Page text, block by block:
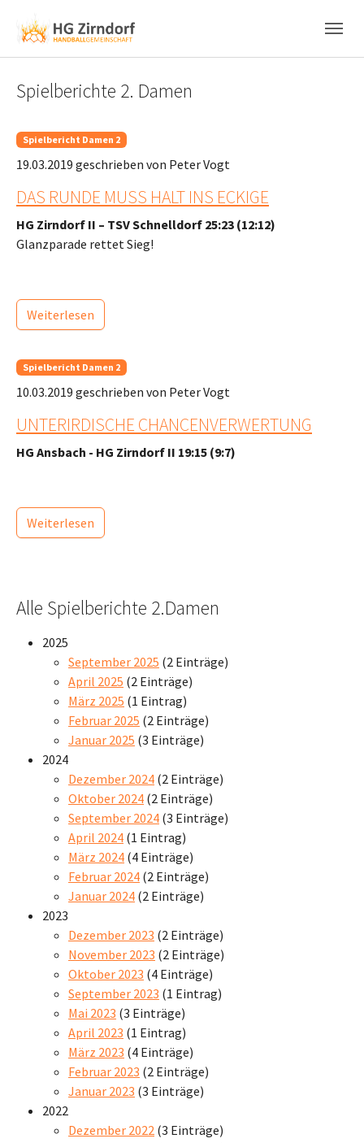
Spielberichte 2. Damen
Spielbericht Damen 2
19.03.2019 geschrieben von Peter Vogt
DAS RUNDE MUSS HALT INS ECKIGE
HG Zirndorf II – TSV Schnelldorf 25:23 (12:12)
Glanzparade rettet Sieg!
Weiterlesen
Spielbericht Damen 2
10.03.2019 geschrieben von Peter Vogt
UNTERIRDISCHE CHANCENVERWERTUNG
HG Ansbach - HG Zirndorf II 19:15 (9:7)
Weiterlesen
Alle Spielberichte 2.Damen
2025
September 2025 (2 Einträge)
April 2025 (2 Einträge)
März 2025 (1 Eintrag)
Februar 2025 (2 Einträge)
Januar 2025 (3 Einträge)
2024
Dezember 2024 (2 Einträge)
Oktober 2024 (2 Einträge)
September 2024 (3 Einträge)
April 2024 (1 Eintrag)
März 2024 (4 Einträge)
Februar 2024 (2 Einträge)
Januar 2024 (2 Einträge)
2023
Dezember 2023 (2 Einträge)
November 2023 (2 Einträge)
Oktober 2023 (4 Einträge)
September 2023 (1 Eintrag)
Mai 2023 (3 Einträge)
April 2023 (1 Eintrag)
März 2023 (4 Einträge)
Februar 2023 (2 Einträge)
Januar 2023 (3 Einträge)
2022
Dezember 2022 (3 Einträge)